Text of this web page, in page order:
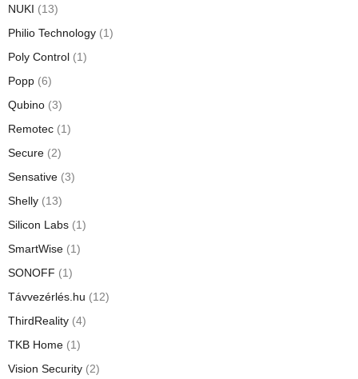
NUKI (13)
Philio Technology (1)
Poly Control (1)
Popp (6)
Qubino (3)
Remotec (1)
Secure (2)
Sensative (3)
Shelly (13)
Silicon Labs (1)
SmartWise (1)
SONOFF (1)
Távvezérlés.hu (12)
ThirdReality (4)
TKB Home (1)
Vision Security (2)